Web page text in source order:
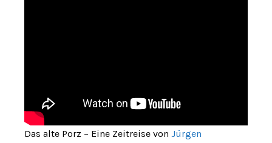
Das alte Porz – Eine Zeitreise von Jürgen